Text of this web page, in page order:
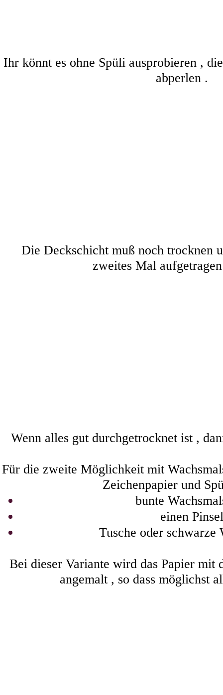
Ihr könnt es ohne Spüli ausprobieren ,
abperlen .
Die Deckschicht muß noch trocknen
zweites Mal
Wenn alles gut durchgetrocknet ist ,
Für die zweite Möglichkeit mit
Zeichenpapier und
bunte
einen Pinsel
Tusche oder schwarze
Bei dieser Variante wird das Papier mit
angemalt , so dass möglichst